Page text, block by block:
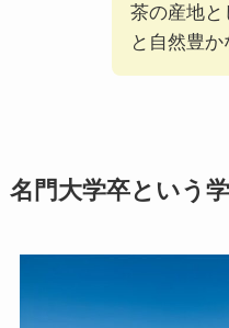
茶の産地と
と自然豊か
名門大学卒という